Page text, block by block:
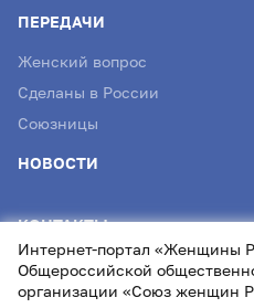
ПЕРЕДАЧИ
Женский вопрос
Сделаны в России
Союзницы
НОВОСТИ
КОНТАКТЫ
info@womenofrussia.online
Интернет-портал «Женщины
Общероссийской
организации «Союз женщин